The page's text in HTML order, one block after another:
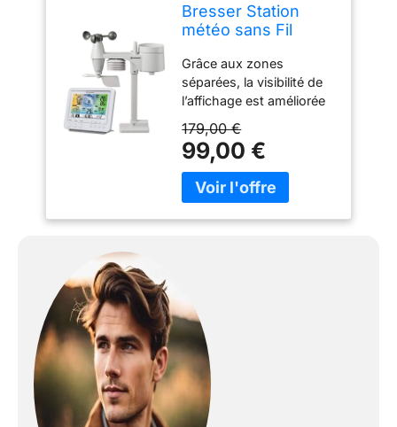
Bresser Station
météo sans Fil
Grâce aux zones
séparées, la visibilité de
l’affichage est améliorée
fonction sur un écran de
5,7". La séparation des
symboles et l'illumination
permanante (2 niveaux
sur la température,
humidité, pression
atmosphérique, vitesse
et direction du vent ainsi
que la pluviosité. La
mémoire historique
affiche les valeurs des
179,00 €
99,00 €